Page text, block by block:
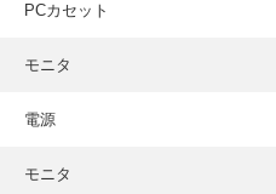
INTERVIEW
お客様インタビュー
RECRUIT
PCカセット
モニタ
電源
モニタ